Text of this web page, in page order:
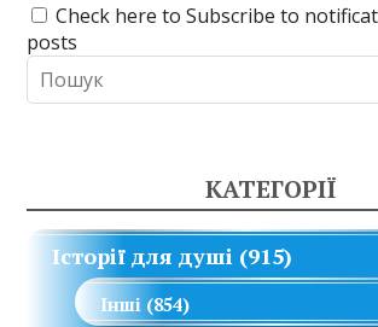
Check here to Subscribe to
posts
КАТЕГОРІЇ
Історії для душі (915)
Інші (854)